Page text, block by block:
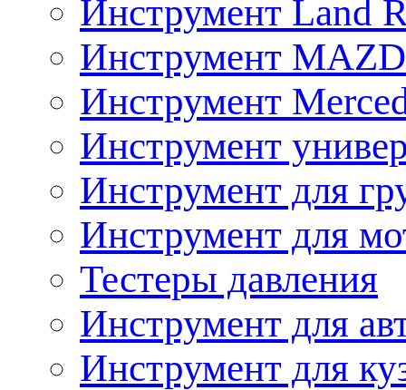
Инструмент Land
Инструмент
Инструмент
Инструмент
Инструмент для
Инструмент для
Тестеры давления
Инструмент для
Инструмент для